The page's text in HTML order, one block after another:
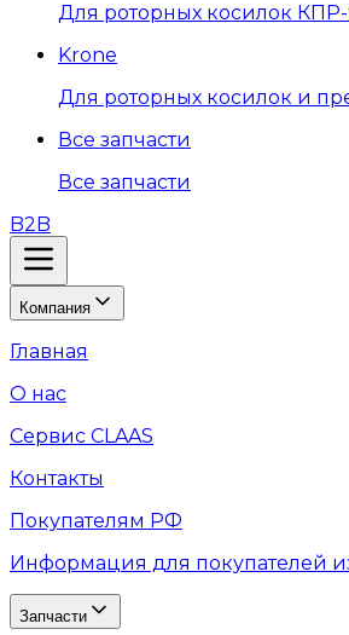
Для роторных косилок
Krone
Для роторных косилок и
Все запчасти
Все запчасти
B2B
Компания
Главная
О нас
Сервис CLAAS
Контакты
Покупателям РФ
Информация для покупателей
Запчасти